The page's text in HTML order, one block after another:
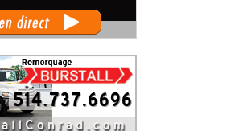
: 21
et un
Un 36ème Grand Prix de Trois-
Rivières pour Didier Schraenen...
une première en Challenge Canada
Mercredi 5 août 2026